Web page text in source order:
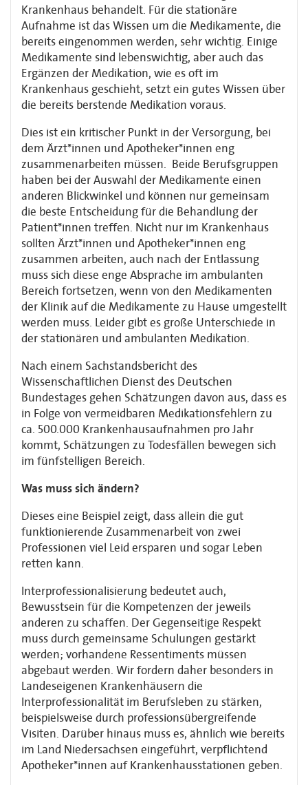
Krankenhaus behandelt. Für die stationäre
Aufnahme ist das Wissen um die Medikamente, die
bereits eingenommen werden, sehr wichtig. Einige
Medikamente sind lebenswichtig, aber auch das
Ergänzen der Medikation, wie es oft im
Krankenhaus geschieht, setzt ein gutes Wissen über
die bereits berstende Medikation voraus.
Dies ist ein kritischer Punkt in der Versorgung, bei
dem Ärzt*innen und Apotheker*innen eng
zusammenarbeiten müssen. Beide Berufsgruppen
haben bei der Auswahl der Medikamente einen
anderen Blickwinkel und können nur gemeinsam
die beste Entscheidung für die Behandlung der
Patient*innen treffen. Nicht nur im Krankenhaus
sollten Ärzt*innen und Apotheker*innen eng
zusammen arbeiten, auch nach der Entlassung
muss sich diese enge Absprache im ambulanten
Bereich fortsetzen, wenn von den Medikamenten
der Klinik auf die Medikamente zu Hause umgestellt
werden muss. Leider gibt es große Unterschiede in
der stationären und ambulanten Medikation.
Nach einem Sachstandsbericht des
Wissenschaftlichen Dienst des Deutschen
Bundestages gehen Schätzungen davon aus, dass es
in Folge von vermeidbaren Medikationsfehlern zu
ca. 500.000 Krankenhausaufnahmen pro Jahr
kommt, Schätzungen zu Todesfällen bewegen sich
im fünfstelligen Bereich.
Was muss sich ändern?
Dieses eine Beispiel zeigt, dass allein die gut
funktionierende Zusammenarbeit von zwei
Professionen viel Leid ersparen und sogar Leben
retten kann.
Interprofessionalisierung bedeutet auch,
Bewusstsein für die Kompetenzen der jeweils
anderen zu schaffen. Der Gegenseitige Respekt
muss durch gemeinsame Schulungen gestärkt
werden; vorhandene Ressentiments müssen
abgebaut werden. Wir fordern daher besonders in
Landeseigenen Krankenhäusern die
Interprofessionalität im Berufsleben zu stärken,
beispielsweise durch professionsübergreifende
Visiten. Darüber hinaus muss es, ähnlich wie bereits
im Land Niedersachsen eingeführt, verpflichtend
Apotheker*innen auf Krankenhausstationen geben.